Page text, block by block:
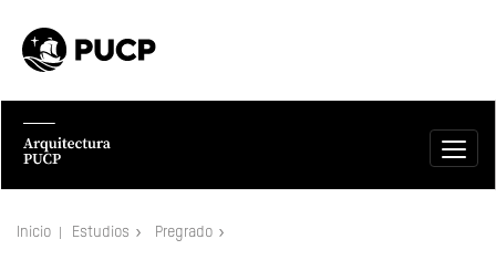
Inicio Estudios Pregrado